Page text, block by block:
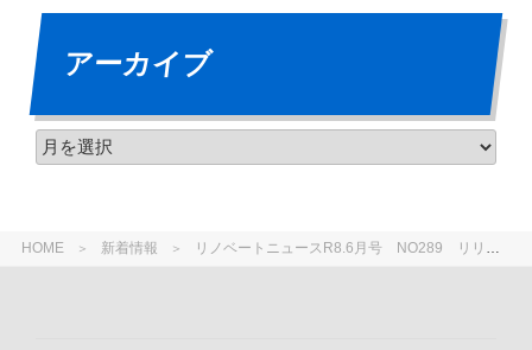
HOME 新着情報 リノベートニュースR8.6月号 NO289 リリースいたしました。
アーカイブ